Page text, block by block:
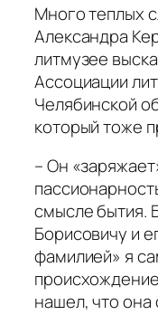
Много теплых
Александра
литмузее
Ассоциации
Челябинской
который тоже
– Он
смысле бытия.
Борисовичу и
фамилией» я
нашел, что она